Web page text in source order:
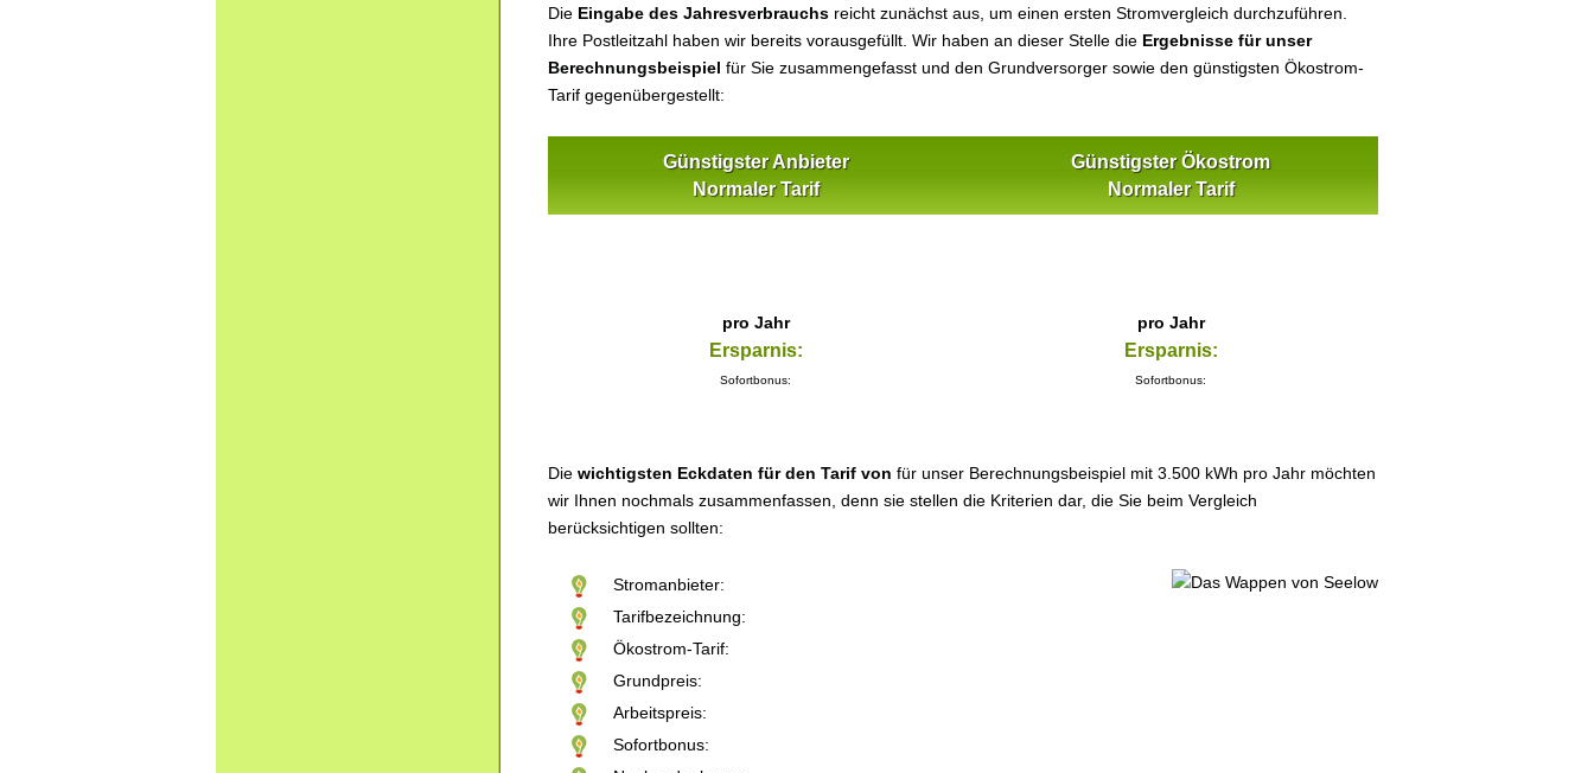
Die Eingabe des Jahresverbrauchs reicht zunächst aus, um einen ersten Stromvergleich durchzuführen.
Ihre Postleitzahl haben wir bereits vorausgefüllt. Wir haben an dieser Stelle die Ergebnisse für unser
Berechnungsbeispiel für Sie zusammengefasst und den Grundversorger sowie den günstigsten Ökostrom-
Tarif gegenübergestellt:
Günstigster Anbieter
Normaler Tarif
Günstigster Ökostrom
Normaler Tarif
pro Jahr
Ersparnis:
Sofortbonus:
pro Jahr
Ersparnis:
Sofortbonus:
Die wichtigsten Eckdaten für den Tarif von für unser Berechnungsbeispiel mit 3.500 kWh pro Jahr möchten
wir Ihnen nochmals zusammenfassen, denn sie stellen die Kriterien dar, die Sie beim Vergleich
berücksichtigen sollten:
Stromanbieter:
Tarifbezeichnung:
Ökostrom-Tarif:
Grundpreis:
Arbeitspreis:
Sofortbonus: